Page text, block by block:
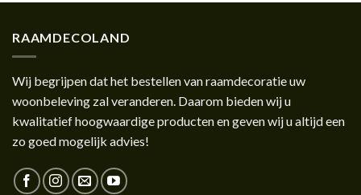
RAAMDECOLAND
Wij begrijpen dat het bestellen van raamdecoratie uw
woonbeleving zal veranderen. Daarom bieden wij u
kwalitatief hoogwaardige producten en geven wij u altijd een
zo goed mogelijk advies!